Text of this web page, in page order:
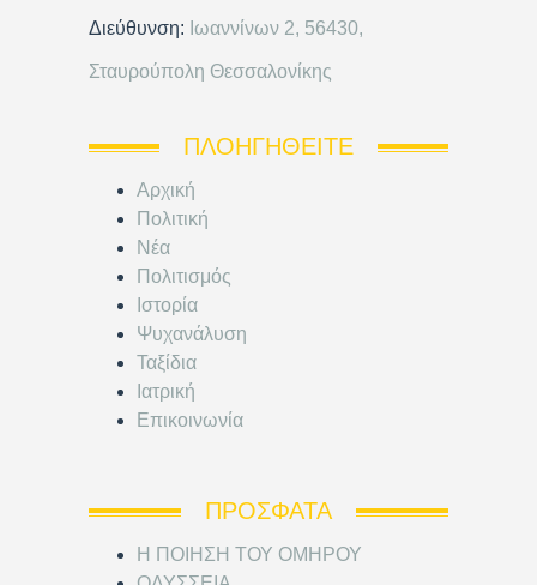
Διεύθυνση: Ιωαννίνων 2, 56430,
Σταυρούπολη Θεσσαλονίκης
ΠΛΟΗΓΗΘΕΊΤΕ
Αρχική
Πολιτική
Νέα
Πολιτισμός
Ιστορία
Ψυχανάλυση
Ταξίδια
Ιατρική
Επικοινωνία
ΠΡΌΣΦΑΤΑ
Η ΠΟΙΗΣΗ ΤΟΥ ΟΜΗΡΟΥ